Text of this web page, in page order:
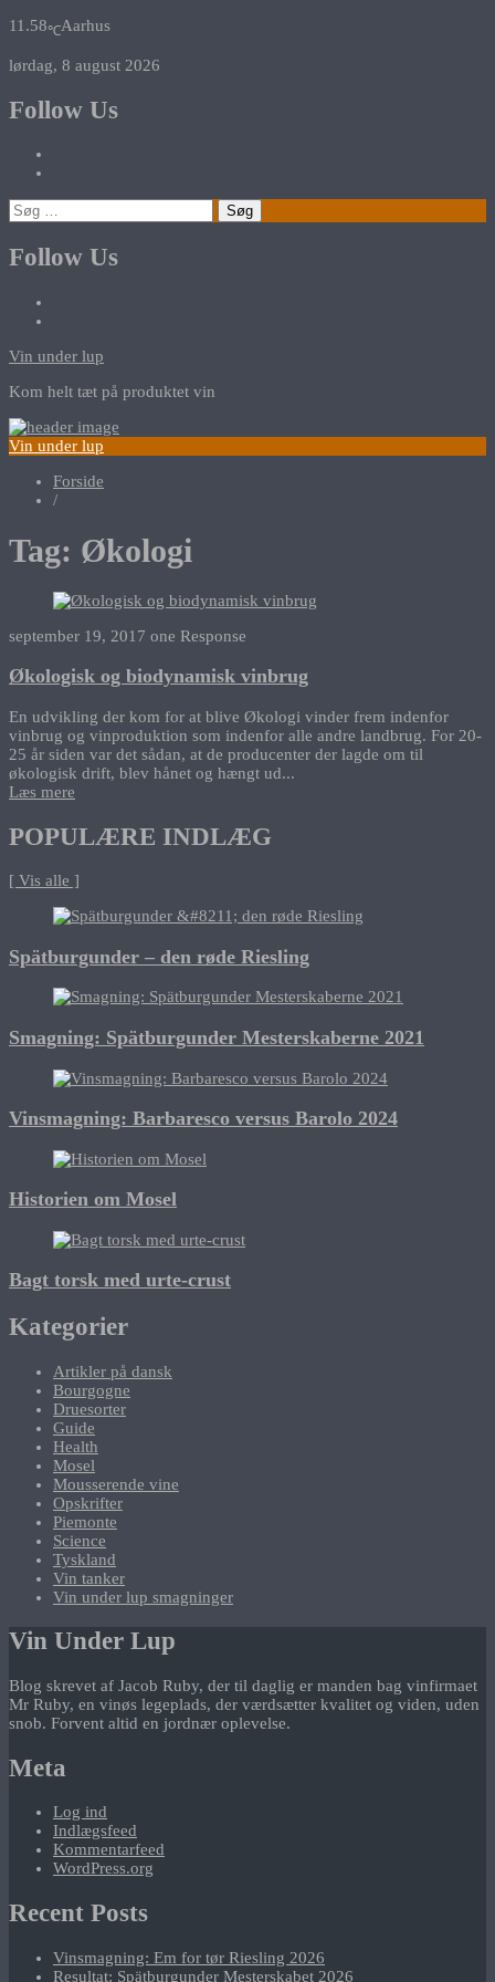
11.58℃Aarhus
lørdag, 8 august 2026
Follow Us
Søg
efter:
Follow Us
Vin under lup
Kom helt tæt på produktet vin
Vin under lup
Forside
/
Tag: Økologi
september 19, 2017 one Response
Økologisk og biodynamisk vinbrug
En udvikling der kom for at blive Økologi vinder frem indenfor
vinbrug og vinproduktion som indenfor alle andre landbrug. For 20-
25 år siden var det sådan, at de producenter der lagde om til
økologisk drift, blev hånet og hængt ud...
Læs mere
POPULÆRE INDLÆG
[ Vis alle ]
Spätburgunder – den røde Riesling
Smagning: Spätburgunder Mesterskaberne 2021
Vinsmagning: Barbaresco versus Barolo 2024
Historien om Mosel
Bagt torsk med urte-crust
Kategorier
Artikler på dansk
Bourgogne
Druesorter
Guide
Health
Mosel
Mousserende vine
Opskrifter
Piemonte
Science
Tyskland
Vin tanker
Vin under lup smagninger
Vin Under Lup
Blog skrevet af Jacob Ruby, der til daglig er manden bag vinfirmaet
Mr Ruby, en vinøs legeplads, der værdsætter kvalitet og viden, uden
snob. Forvent altid en jordnær oplevelse.
Meta
Log ind
Indlægsfeed
Kommentarfeed
WordPress.org
Recent Posts
Vinsmagning: Em for tør Riesling 2026
Resultat: Spätburgunder Mesterskabet 2026